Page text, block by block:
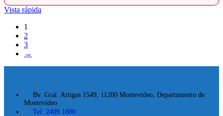
Vista rápida
1
2
3
→
Bv. Gral. Artigas 1549, 11200 Montevideo, Departamento de
Montevideo
Tel: 2409 1880